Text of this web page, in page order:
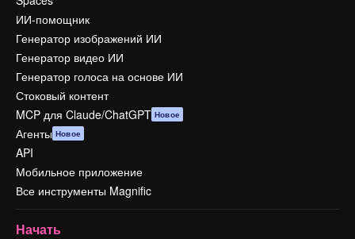
ИИ-помощник
Генератор изображений ИИ
Генератор видео ИИ
Генератор голоса на основе ИИ
Стоковый контент
MCP для Claude/ChatGPT Новое
Агенты Новое
API
Мобильное приложение
Все инструменты Magnific
Начать